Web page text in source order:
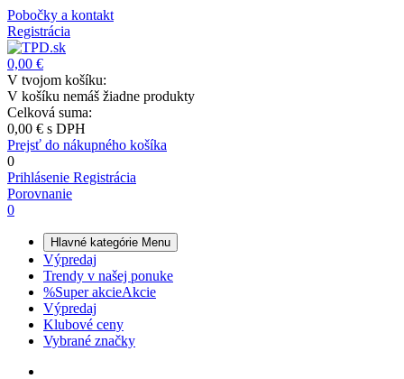
Pobočky a kontakt
Registrácia
0,00 €
V tvojom košíku:
V košíku nemáš žiadne produkty
Celková suma:
0,00 € s DPH
Prejsť do nákupného košíka
0
Prihlásenie Registrácia
Porovnanie
0
Hlavné kategórie Menu
Výpredaj
Trendy v našej ponuke
%Super akcieAkcie
Výpredaj
Klubové ceny
Vybrané značky